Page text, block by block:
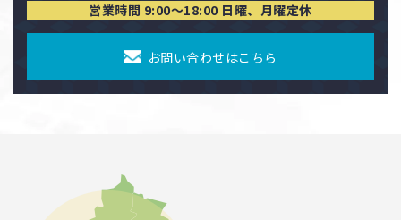
営業時間 9:00〜18:00 日曜、月曜定休
お問い合わせはこちら